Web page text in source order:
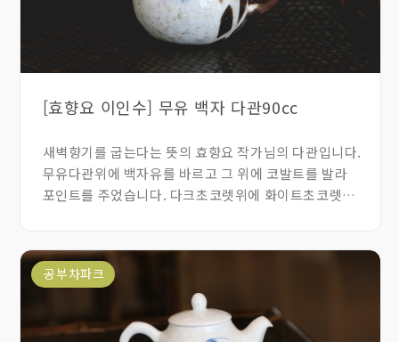
[효향요 이인수] 무유 백자 다관90cc
새벽향기를 굽는다는 뜻의 효향요 작가님의 다관입니다.
무유다관위에 백자유를 바르고 그 위에 코발트를 발라
포인트를 주었습니다. 다크초코렛위에 화이트초코렛을
공부차파크